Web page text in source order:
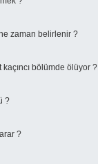
zaman belirlenir ?
bölümde ölüyor ?
?
?